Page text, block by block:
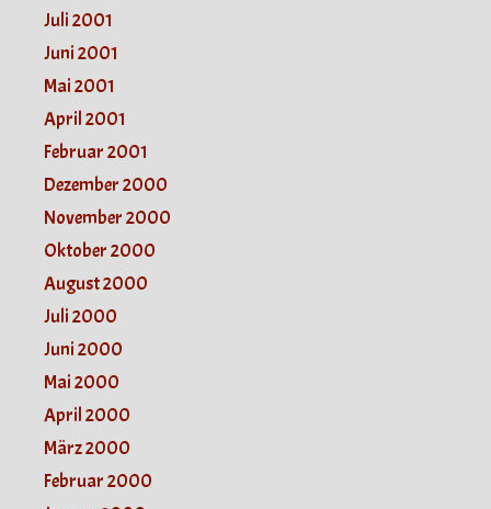
Juli 2001
Juni 2001
Mai 2001
April 2001
Februar 2001
Dezember 2000
November 2000
Oktober 2000
August 2000
Juli 2000
Juni 2000
Mai 2000
April 2000
März 2000
Februar 2000